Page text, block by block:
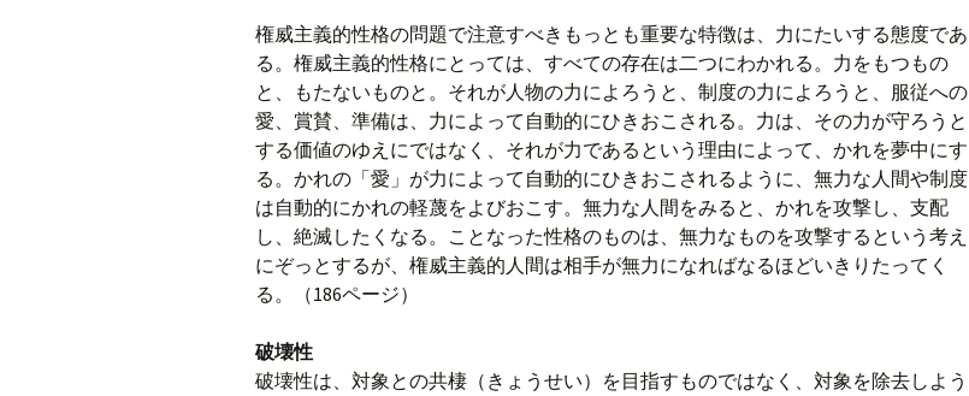
権威主義的性格の問題で注意すべきもっとも重要な特徴は、力にたいする態度であ
る。権威主義的性格にとっては、すべての存在は二つにわかれる。力をもつもの
と、もたないものと。それが人物の力によろうと、制度の力によろうと、服従への
愛、賞賛、準備は、力によって自動的にひきおこされる。力は、その力が守ろうと
する価値のゆえにではなく、それが力であるという理由によって、かれを夢中にす
る。かれの「愛」が力によって自動的にひきおこされるように、無力な人間や制度
は自動的にかれの軽蔑をよびおこす。無力な人間をみると、かれを攻撃し、支配
し、絶滅したくなる。ことなった性格のものは、無力なものを攻撃するという考え
にぞっとするが、権威主義的人間は相手が無力になればなるほどいきりたってく
る。（186ページ）
破壊性
破壊性は、対象との共棲（きょうせい）を目指すものではなく、対象を除去しよう